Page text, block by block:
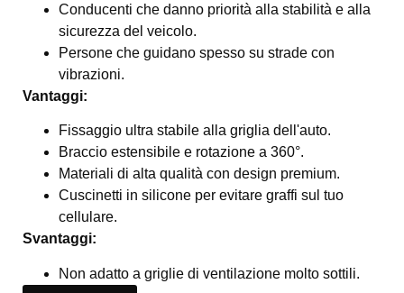
Conducenti che danno priorità alla stabilità e alla
sicurezza del veicolo.
Persone che guidano spesso su strade con
vibrazioni.
Vantaggi:
Fissaggio ultra stabile alla griglia dell'auto.
Braccio estensibile e rotazione a 360°.
Materiali di alta qualità con design premium.
Cuscinetti in silicone per evitare graffi sul tuo
cellulare.
Svantaggi:
Non adatto a griglie di ventilazione molto sottili.